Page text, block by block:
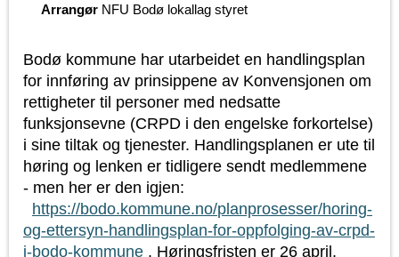
Arrangør NFU Bodø lokallag styret
Bodø kommune har utarbeidet en handlingsplan
for innføring av prinsippene av Konvensjonen om
rettigheter til personer med nedsatte
funksjonsevne (CRPD i den engelske forkortelse)
i sine tiltak og tjenester. Handlingsplanen er ute til
høring og lenken er tidligere sendt medlemmene
- men her er den igjen:
https://bodo.kommune.no/planprosesser/horing-
og-ettersyn-handlingsplan-for-oppfolging-av-crpd-
i-bodo-kommune . Høringsfristen er 26 april.